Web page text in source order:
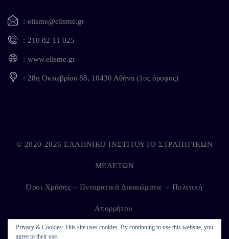
elisme@elisme.gr
210 82 11 025
www.elisme.gr
28η Οκτωβρίου 88, 10430 Αθήνα (1ος όροφος)
Privacy & Cookies: This site uses cookies. By continuing to use this website, you
agree to their use.
© 2020-2026 ΕΛΛΗΝΙΚΟ ΙΝΣΤΙΤΟΥΤΟ ΣΤΡΑΤΗΓΙΚΩΝ
ΜΕΛΕΤΩΝ
Όροι Χρήσης – Πνευματικά Δικαιώματα – Πολιτική
Απορρήτου